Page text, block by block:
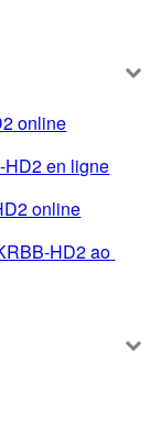
online
HD2 en ligne
online
HD2 ao